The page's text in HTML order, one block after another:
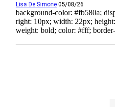
Lisa De Simone 05/08/26
background-color: #fb580a;
right: 10px; width: 22px;
weight: bold; color: #fff;